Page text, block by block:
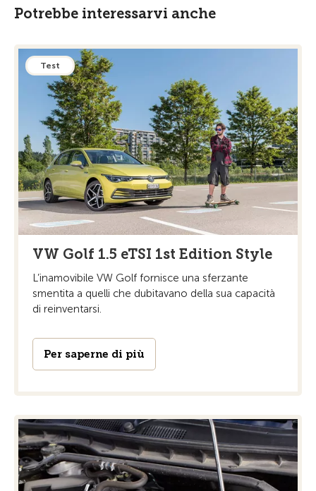
Potrebbe interessarvi anche
Test
VW Golf 1.5 eTSI 1st Edition Style
L’inamovibile VW Golf fornisce una sferzante
smentita a quelli che dubitavano della sua capacità
di reinventarsi.
Per saperne di più